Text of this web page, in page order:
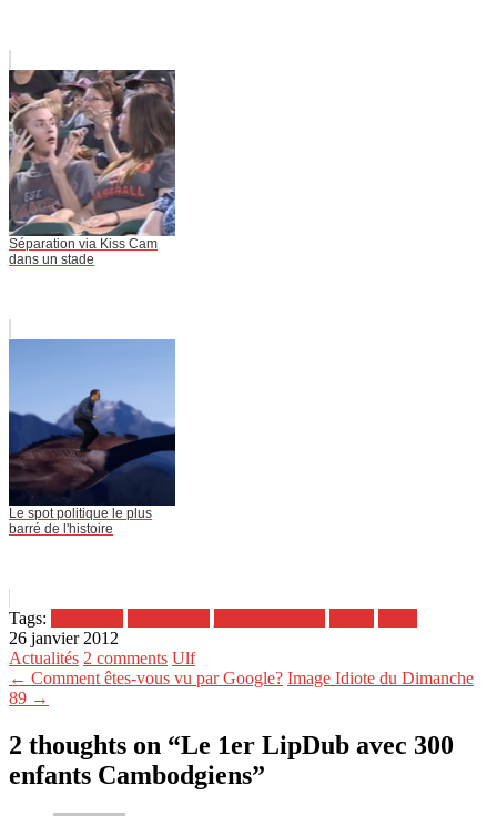
Séparation via Kiss Cam
dans un stade
Le spot politique le plus
barré de l'histoire
Tags:
26 janvier 2012
Actualités 2 comments Ulf
← Comment êtes-vous vu par Google? Image Idiote du Dimanche
89 →
2 thoughts on “Le 1er LipDub avec 300
enfants Cambodgiens”